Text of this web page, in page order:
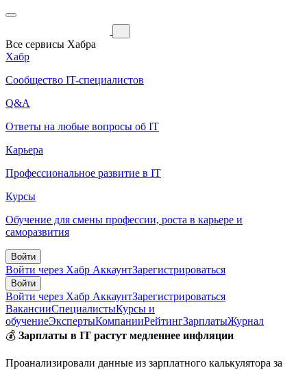
Все сервисы Хабра
Хабр
Сообщество IT-специалистов
Q&A
Ответы на любые вопросы об IT
Карьера
Профессиональное развитие в IT
Курсы
Обучение для смены профессии, роста в карьере и
саморазвития
Войти
Войти через Хабр АккаунтЗарегистрироваться
Войти
Войти через Хабр АккаунтЗарегистрироваться
ВакансииСпециалистыКурсы и
обучениеЭкспертыКомпанииРейтингЗарплатыЖурнал
💰 Зарплаты в IT растут медленнее инфляции
Проанализировали данные из зарплатного калькулятора за